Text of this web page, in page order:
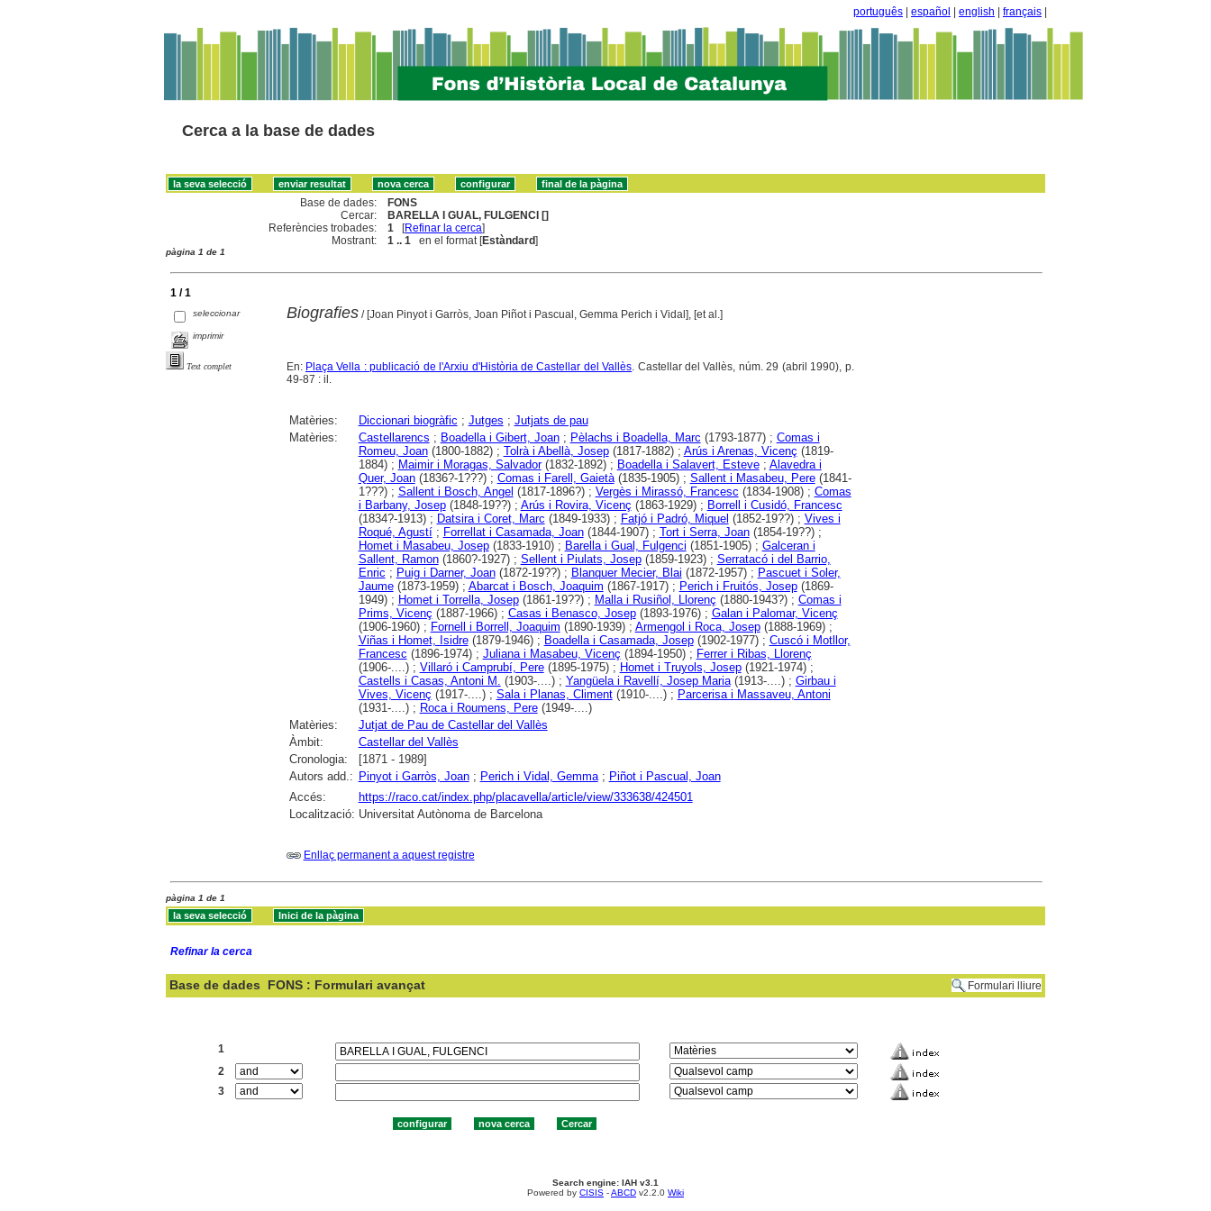
português español english français
Cerca a la base de dades
Base de dades:
FONS
Cercar:
BARELLA I GUAL, FULGENCI []
Referències trobades:
1 [Refinar la cerca]
Mostrant:
1 .. 1 en el format [Estàndard]
pàgina 1 de 1
1 / 1
seleccionar
imprimir
Text complet
Biografies/ [Joan Pinyot i Garròs, Joan Piñot i Pascual, Gemma Perich i Vidal], [et al.]
En: Plaça Vella : publicació de l'Arxiu d'Història de Castellar del Vallès. Castellar del Vallès, núm. 29 (abril 1990), p.
49-87 : il.
Matèries: Diccionari biogràfic ; Jutges ; Jutjats de pau
Matèries:
Castellarencs ; Boadella i Gibert, Joan; Pèlachs i Boadella, Marc (1793-1877) ; Comas i
Romeu, Joan(1800-1882) ; Tolrà i Abellà, Josep(1817-1882) ; Arús i Arenas, Vicenç (1819-
1884) ; Maimir i Moragas, Salvador(1832-1892) ; Boadella i Salavert, Esteve; Alavedra i
Quer, Joan(1836?-1???) ; Comas i Farell, Gaietà(1835-1905) ; Sallent i Masabeu, Pere(1841-
1???) ; Sallent i Bosch, Angel (1817-1896?) ; Vergès i Mirassó, Francesc (1834-1908) ; Comas
i Barbany, Josep(1848-19??) ; Arús i Rovira, Vicenç (1863-1929) ; Borrell i Cusidó, Francesc
(1834?-1913) ; Datsira i Coret, Marc (1849-1933) ; Fatjó i Padró, Miquel (1852-19??) ; Vives i
Roqué, Agustí; Forrellat i Casamada, Joan(1844-1907) ; Tort i Serra, Joan(1854-19??) ;
Homet i Masabeu, Josep(1833-1910) ; Barella i Gual, Fulgenci (1851-1905) ; Galceran i
Sallent, Ramon(1860?-1927) ; Sellent i Piulats, Josep(1859-1923) ; Serratacó i del Barrio,
Enric ; Puig i Darner, Joan(1872-19??) ; Blanquer Mecier, Blai (1872-1957) ; Pascuet i Soler,
Jaume(1873-1959) ; Abarcat i Bosch, Joaquim (1867-1917) ; Perich i Fruitós, Josep(1869-
1949) ; Homet i Torrella, Josep(1861-19??) ; Malla i Rusiñol, Llorenç (1880-1943?) ; Comas i
Prims, Vicenç (1887-1966) ; Casas i Benasco, Josep(1893-1976) ; Galan i Palomar, Vicenç
(1906-1960) ; Fornell i Borrell, Joaquim (1890-1939) ; Armengol i Roca, Josep(1888-1969) ;
Viñas i Homet, Isidre(1879-1946) ; Boadella i Casamada, Josep(1902-1977) ; Cuscó i Motllor,
Francesc (1896-1974) ; Juliana i Masabeu, Vicenç (1894-1950) ; Ferrer i Ribas, Llorenç
(1906-....) ; Villaró i Camprubí, Pere(1895-1975) ; Homet i Truyols, Josep(1921-1974) ;
Castells i Casas, Antoni M.
(1903-....) ; Yangüela i Ravellí, Josep Maria(1913-....) ; Girbau i
Vives, Vicenç (1917-....) ; Sala i Planas, Climent(1910-....) ; Parcerisa i Massaveu, Antoni
(1931-....) ; Roca i Roumens, Pere(1949-....)
Matèries:
Jutjat de Pau de Castellar del Vallès
Àmbit:
Castellar del Vallès
Cronologia:
[1871 - 1989]
Autors add.: Pinyot i Garròs, Joan; Perich i Vidal, Gemma; Piñot i Pascual, Joan
Accés:
https://raco.cat/index.php/placavella/article/view/333638/424501
Localització: Universitat Autònoma de Barcelona
Enllaç permanent a aquest registre
pàgina 1 de 1
Refinar la cerca
Base de dades FONS : Formulari avançat Formulari lliure
1
2
3
Search engine: IAH v3.1
Powered by CISIS-ABCDv2.2.0 Wiki